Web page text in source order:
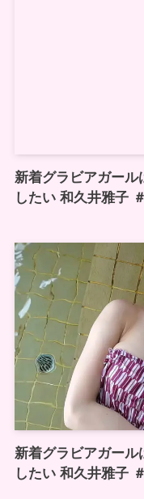
新着グラビアガール
したい 和久井雅子
新着グラビアガール
したい 和久井雅子